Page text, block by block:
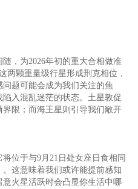
，为2026年初的重大合相做准
两颗重量级行星形成刑克相位，
题可能会成为我们关注的焦
入混乱迷茫的状态。土星敦促
限；而海王星则引导我们敞开
位于与9月21日处女座日食相同
这意味着我们或许能提前感知
火星活跃时会凸显你生活中哪